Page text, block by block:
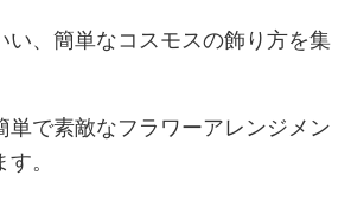
い、簡単なコスモスの飾り方を集
単で素敵なフラワーアレンジメン
。